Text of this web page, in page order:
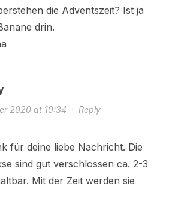
die Adventszeit? Ist ja
drin.
2020 at 10:34 · Reply
für deine liebe Nachricht. Die
sind gut verschlossen ca. 2-3
Mit der Zeit werden sie